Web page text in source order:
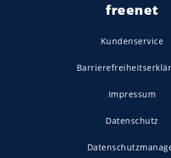
freenet
Kundenservice
Impressum
Datenschutz